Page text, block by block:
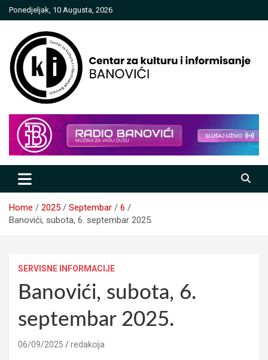
Skip
to
Ponedjeljak, 10 Augusta, 2026
Centar za kulturu i informisanje
Banovići
Home 2025 Septembar
6
Banovići, subota, 6. septembar 2025.
SERVISNE INFORMACIJE
Banovići, subota, 6.
septembar 2025.
06/09/2025 redakcija